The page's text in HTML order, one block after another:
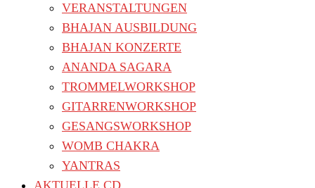
VERANSTALTUNGEN
BHAJAN AUSBILDUNG
BHAJAN KONZERTE
ANANDA SAGARA
TROMMELWORKSHOP
GITARRENWORKSHOP
GESANGSWORKSHOP
WOMB CHAKRA
YANTRAS
AKTUELLE CD